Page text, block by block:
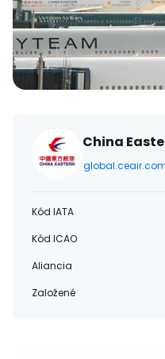
China
Kód IATA
Kód ICAO
Aliancia
Založené